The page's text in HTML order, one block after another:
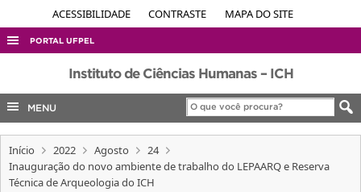
ACESSIBILIDADE CONTRASTE MAPA DO SITE
PORTAL UFPEL
ACESSO À INFORMAÇÃO
AUDITORIA
COBALTO
CONCURSOS
EDITAIS
Instituto de Ciências Humanas – ICH
MENU
Início 2022 Agosto
24
Inauguração do novo ambiente de trabalho do LEPAARQ e Reserva
Técnica de Arqueologia do ICH